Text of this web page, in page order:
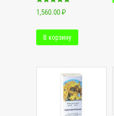
Оценка
5.00
1,560.00₽
В корзину